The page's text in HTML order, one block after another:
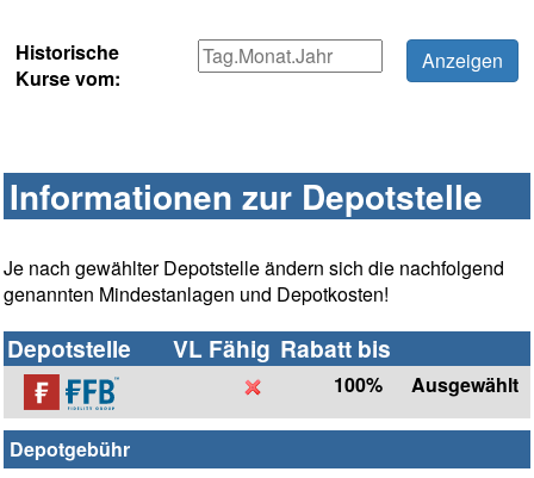
Historische
Kurse vom:
Informationen zur Depotstelle
Je nach gewählter Depotstelle ändern sich die nachfolgend
genannten Mindestanlagen und Depotkosten!
Depotstelle VL Fähig Rabatt bis
100% Ausgewählt
Depotgebühr